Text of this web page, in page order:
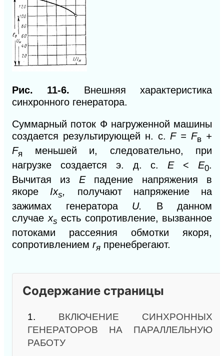
Рис. 11-6. Внешняя характеристика
синхронного генератора.
Суммарный поток Ф нагруженной машины
создается результирующей н. с.F = Fв +
Fя
меньшей и, следовательно, при
нагрузке создается э. д. с.Е <Е0.
Вычитая из Е падение напряжения в
якоре Ixs, получают напряжение на
зажимах генератора U. В данном
случае xs есть сопротивление, вызванное
потоками рассеяния обмотки якоря,
сопротивлением rя пренебрегают.
Содержание страницы
1. ВКЛЮЧЕНИЕ СИНХРОННЫХ
ГЕНЕРАТОРОВ НА ПАРАЛЛЕЛЬНУЮ
РАБОТУ